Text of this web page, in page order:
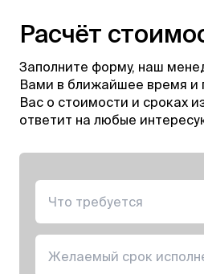
Расчёт
Заполните форму, наш
Вами в ближайшее время и
Вас о стоимости и сроках
ответит на любые